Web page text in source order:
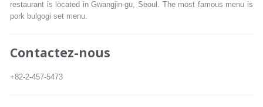
restaurant is located in Gwangjin-gu, Seoul. The most famous menu is
pork bulgogi set menu.
Contactez-nous
+82-2-457-5473